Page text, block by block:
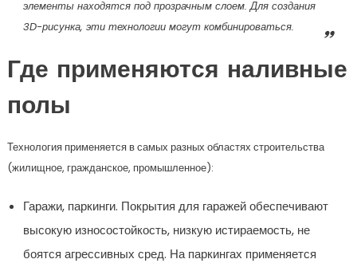
элементы находятся под прозрачным слоем. Для создания
3D-рисунка, эти технологии могут комбинироваться.
Где применяются наливные
полы
Технология применяется в самых разных областях строительства
(жилищное, гражданское, промышленное):
Гаражи, паркинги. Покрытия для гаражей обеспечивают
высокую износостойкость, низкую истираемость, не
боятся агрессивных сред. На паркингах применяется